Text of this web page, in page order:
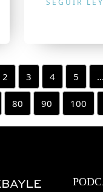
SEGUIR
2 3 4 5 ...
80 90 100